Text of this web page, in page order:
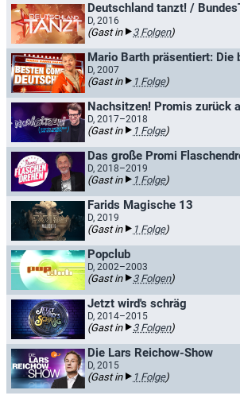
Deutschland tanzt! /
D, 2016
(Gast in 3 Folgen)
D, 2007
(Gast in 1 Folge)
Nachsitzen! Promis zurück
D, 2017–2018
(Gast in 1 Folge)
Das große Promi
D, 2018–2019
(Gast in 1 Folge)
Farids Magische 13
D, 2019
(Gast in 1 Folge)
Popclub
D, 2002–2003
(Gast in 3 Folgen)
Jetzt wird's schräg
D, 2014–2015
(Gast in 3 Folgen)
Die Lars Reichow-Show
D, 2015
(Gast in 1 Folge)